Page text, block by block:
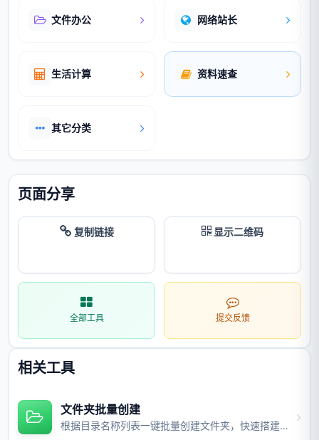
文件办公 网络站长
生活计算 资料速查
其它分类
页面分享
复制链接 显示二维码
全部工具 提交反馈
相关工具
文件夹批量创建
根据目录名称列表一键批量创建文件夹，快速搭建项目目录结构。